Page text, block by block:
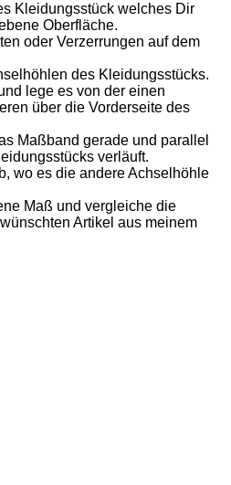
Kleidungsstück welches Dir
Oberfläche.
oder Verzerrungen auf dem
des Kleidungsstücks.
lege es von der einen
über die Vorderseite des
Maßband gerade und parallel
verläuft.
wo es die andere Achselhöhle
Maß und vergleiche die
Artikel aus meinem